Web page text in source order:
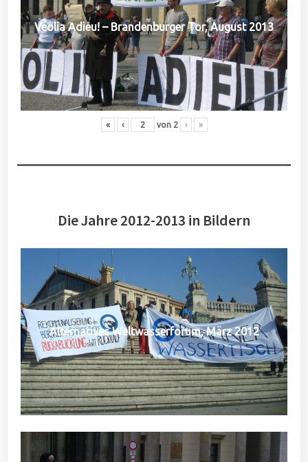
Veolia Adieu! – Brandenburger Tor, August 2013
« ‹ von 2 › »
Die Jahre 2012-2013 in Bildern
Alternatives Weltwasserforum, März 2012